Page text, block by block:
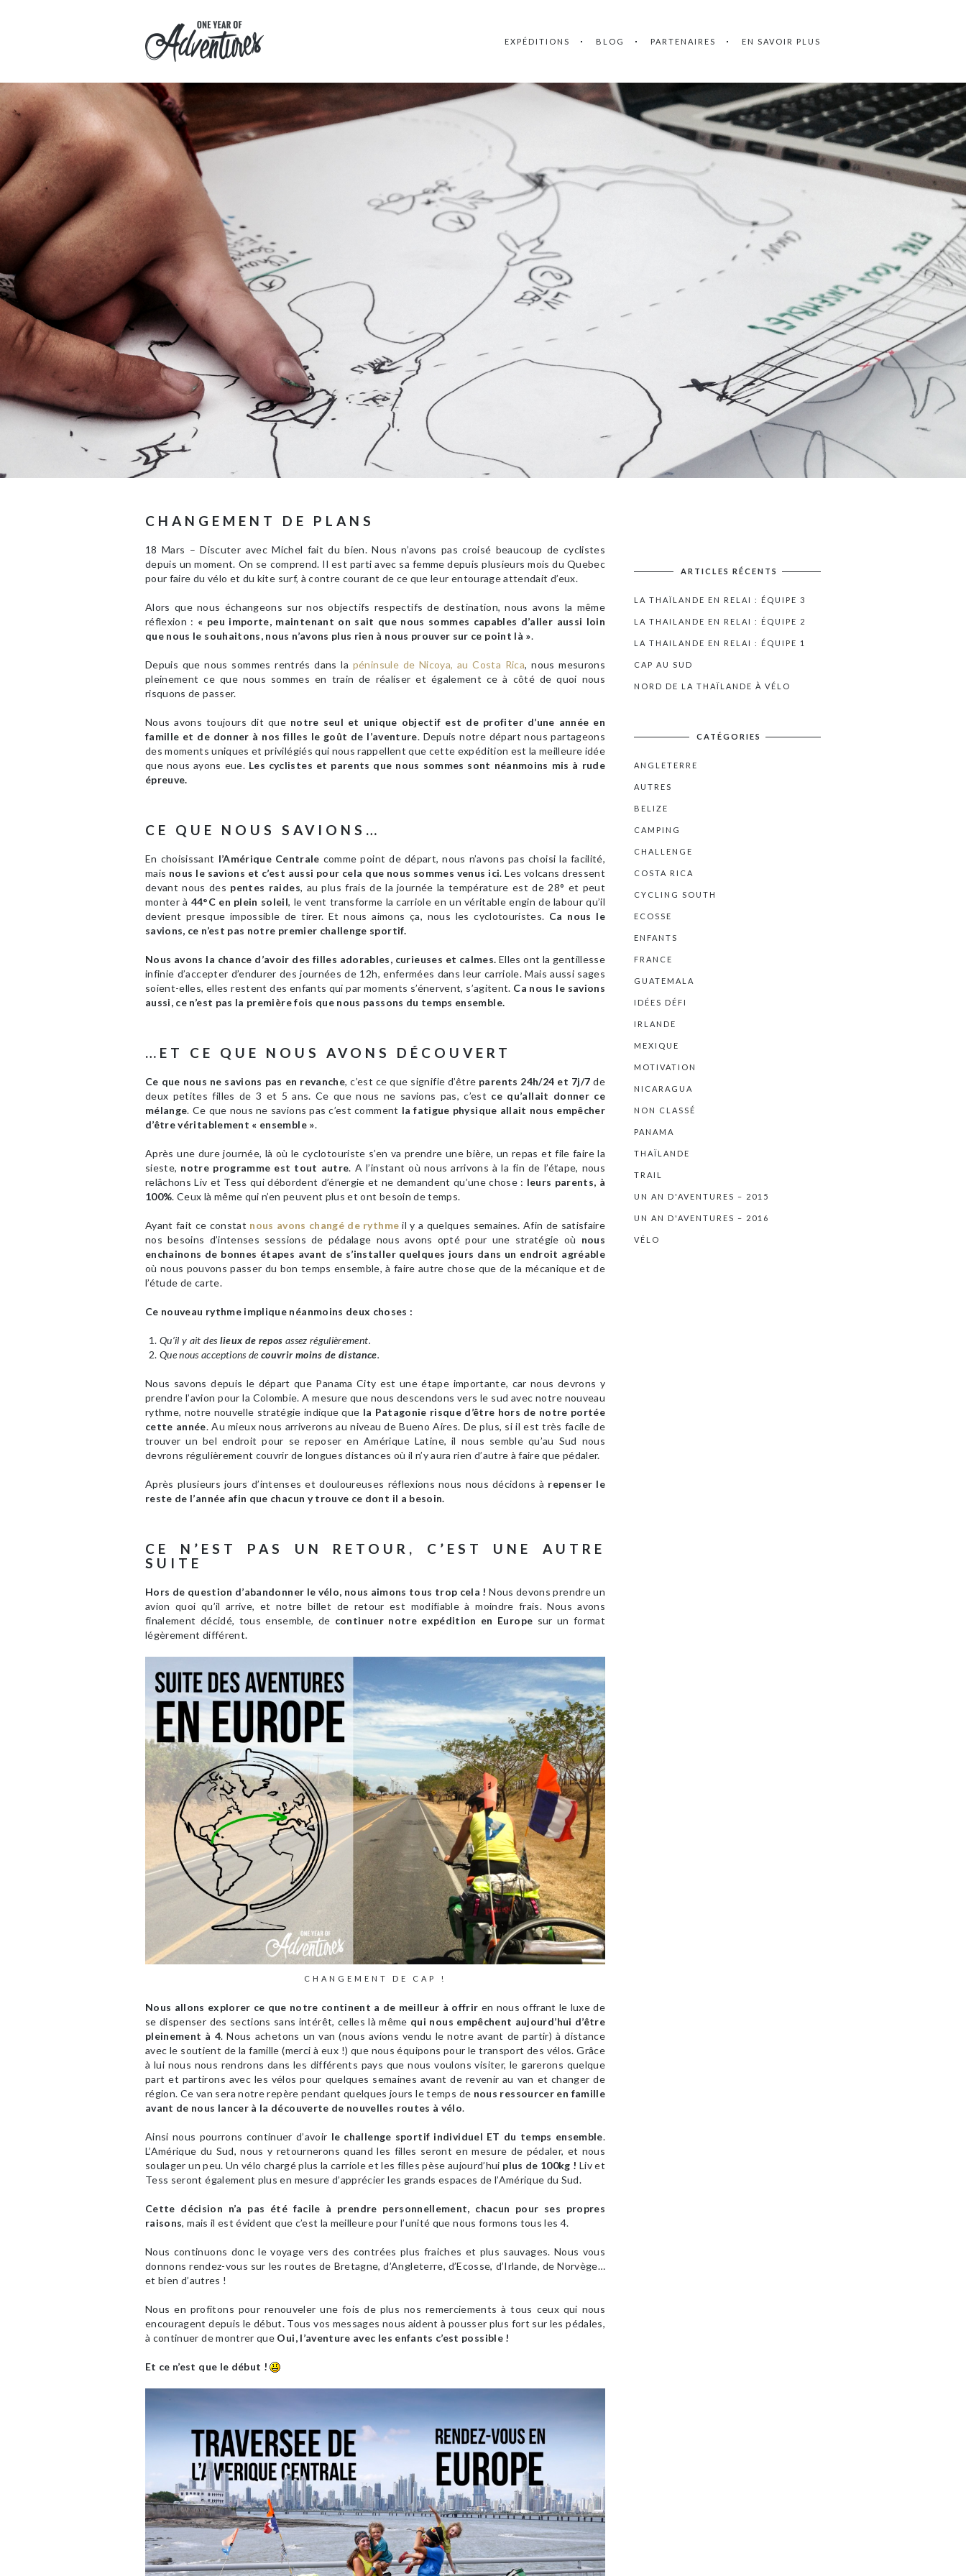
EXPÉDITIONS BLOG PARTENAIRES EN SAVOIR PLUS
CHANGEMENT DE PLANS
18 Mars – Discuter avec Michel fait du bien. Nous n’avons pas croisé beaucoup de cyclistes
depuis un moment. On se comprend. Il est parti avec sa femme depuis plusieurs mois du Quebec
pour faire du vélo et du kite surf, à contre courant de ce que leur entourage attendait d’eux.
Alors que nous échangeons sur nos objectifs respectifs de destination, nous avons la même
réflexion : « peu importe, maintenant on sait que nous sommes capables d’aller aussi loin
que nous le souhaitons, nous n’avons plus rien à nous prouver sur ce point là ».
Depuis que nous sommes rentrés dans la péninsule de Nicoya, au Costa Rica, nous mesurons
pleinement ce que nous sommes en train de réaliser et également ce à côté de quoi nous
risquons de passer.
Nous avons toujours dit que notre seul et unique objectif est de profiter d’une année en
famille et de donner à nos filles le goût de l’aventure. Depuis notre départ nous partageons
des moments uniques et privilégiés qui nous rappellent que cette expédition est la meilleure idée
que nous ayons eue. Les cyclistes et parents que nous sommes sont néanmoins mis à rude
épreuve.
CE QUE NOUS SAVIONS…
En choisissant l’Amérique Centrale comme point de départ, nous n’avons pas choisi la facilité,
mais nous le savions et c’est aussi pour cela que nous sommes venus ici. Les volcans dressent
devant nous des pentes raides, au plus frais de la journée la température est de 28° et peut
monter à 44°C en plein soleil, le vent transforme la carriole en un véritable engin de labour qu’il
devient presque impossible de tirer. Et nous aimons ça, nous les cyclotouristes. Ca nous le
savions, ce n’est pas notre premier challenge sportif.
Nous avons la chance d’avoir des filles adorables, curieuses et calmes. Elles ont la gentillesse
infinie d’accepter d’endurer des journées de 12h, enfermées dans leur carriole. Mais aussi sages
soient-elles, elles restent des enfants qui par moments s’énervent, s’agitent. Ca nous le savions
aussi, ce n’est pas la première fois que nous passons du temps ensemble.
…ET CE QUE NOUS AVONS DÉCOUVERT
Ce que nous ne savions pas en revanche, c’est ce que signifie d’être parents 24h/24 et 7j/7 de
deux petites filles de 3 et 5 ans. Ce que nous ne savions pas, c’est ce qu’allait donner ce
mélange. Ce que nous ne savions pas c’est comment la fatigue physique allait nous empêcher
d’être véritablement « ensemble ».
Après une dure journée, là où le cyclotouriste s’en va prendre une bière, un repas et file faire la
sieste, notre programme est tout autre. A l’instant où nous arrivons à la fin de l’étape, nous
relâchons Liv et Tess qui débordent d’énergie et ne demandent qu’une chose : leurs parents, à
100%. Ceux là même qui n’en peuvent plus et ont besoin de temps.
Ayant fait ce constat nous avons changé de rythme il y a quelques semaines. Afin de satisfaire
nos besoins d’intenses sessions de pédalage nous avons opté pour une stratégie où nous
enchainons de bonnes étapes avant de s’installer quelques jours dans un endroit agréable
où nous pouvons passer du bon temps ensemble, à faire autre chose que de la mécanique et de
l’étude de carte.
Ce nouveau rythme implique néanmoins deux choses :
Qu’il y ait des lieux de repos assez régulièrement.
Que nous acceptions decouvrir moins de distance.
Nous savons depuis le départ que Panama City est une étape importante, car nous devrons y
prendre l’avion pour la Colombie. A mesure que nous descendons vers le sud avec notre nouveau
rythme, notre nouvelle stratégie indique que la Patagonie risque d’être hors de notre portée
cette année. Au mieux nous arriverons au niveau de Bueno Aires. De plus, si il est très facile de
trouver un bel endroit pour se reposer en Amérique Latine, il nous semble qu’au Sud nous
devrons régulièrement couvrir de longues distances où il n’y aura rien d’autre à faire que pédaler.
Après plusieurs jours d’intenses et douloureuses réflexions nous nous décidons à repenser le
reste de l’année afin que chacun y trouve ce dont il a besoin.
CE N’EST PAS UN RETOUR, C’EST UNE AUTRE
SUITE
Hors de question d’abandonner le vélo, nous aimons tous trop cela ! Nous devons prendre un
avion quoi qu’il arrive, et notre billet de retour est modifiable à moindre frais. Nous avons
finalement décidé, tous ensemble, de continuer notre expédition en Europe sur un format
légèrement différent.
CHANGEMENT DE CAP !
Nous allons explorer ce que notre continent a de meilleur à offrir en nous offrant le luxe de
se dispenser des sections sans intérêt, celles là même qui nous empêchent aujourd’hui d’être
pleinement à 4. Nous achetons un van (nous avions vendu le notre avant de partir) à distance
avec le soutient de la famille (merci à eux !) que nous équipons pour le transport des vélos. Grâce
à lui nous nous rendrons dans les différents pays que nous voulons visiter, le garerons quelque
part et partirons avec les vélos pour quelques semaines avant de revenir au van et changer de
région. Ce van sera notre repère pendant quelques jours le temps de nous ressourcer en famille
avant de nous lancer à la découverte de nouvelles routes à vélo.
Ainsi nous pourrons continuer d’avoir le challenge sportif individuel ET du temps ensemble.
L’Amérique du Sud, nous y retournerons quand les filles seront en mesure de pédaler, et nous
soulager un peu. Un vélo chargé plus la carriole et les filles pèse aujourd’hui plus de 100kg ! Liv et
Tess seront également plus en mesure d’apprécier les grands espaces de l’Amérique du Sud.
Cette décision n’a pas été facile à prendre personnellement, chacun pour ses propres
raisons, mais il est évident que c’est la meilleure pour l’unité que nous formons tous les 4.
Nous continuons donc le voyage vers des contrées plus fraiches et plus sauvages. Nous vous
donnons rendez-vous sur les routes de Bretagne, d’Angleterre, d’Ecosse, d’Irlande, de Norvège…
et bien d’autres !
Nous en profitons pour renouveler une fois de plus nos remerciements à tous ceux qui nous
encouragent depuis le début. Tous vos messages nous aident à pousser plus fort sur les pédales,
à continuer de montrer que Oui, l’aventure avec les enfants c’est possible !
Et ce n’est que le début !
ARTICLES RÉCENTS
LA THAÏLANDE EN RELAI : ÉQUIPE 3
LA THAILANDE EN RELAI : ÉQUIPE 2
LA THAILANDE EN RELAI : ÉQUIPE 1
CAP AU SUD
NORD DE LA THAÏLANDE À VÉLO
CATÉGORIES
ANGLETERRE
AUTRES
BELIZE
CAMPING
CHALLENGE
COSTA RICA
CYCLING SOUTH
ECOSSE
ENFANTS
FRANCE
GUATEMALA
IDÉES DÉFI
IRLANDE
MEXIQUE
MOTIVATION
NICARAGUA
NON CLASSÉ
PANAMA
THAÏLANDE
TRAIL
UN AN D'AVENTURES – 2015
UN AN D'AVENTURES – 2016
VÉLO